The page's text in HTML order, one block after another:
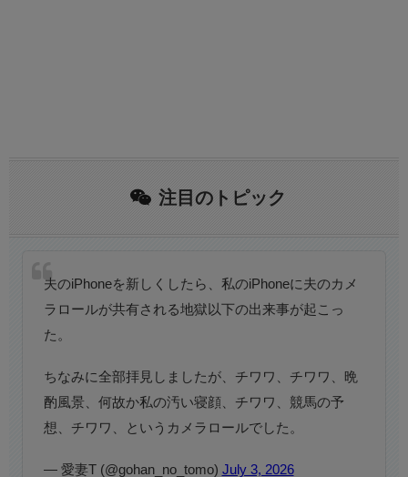
注目のトピック
夫のiPhoneを新しくしたら、私のiPhoneに夫のカメ
ラロールが共有される地獄以下の出来事が起こっ
た。
ちなみに全部拝見しましたが、チワワ、チワワ、晩
酌風景、何故か私の汚い寝顔、チワワ、競馬の予
想、チワワ、というカメラロールでした。
— 愛妻T (@gohan_no_tomo) July 3, 2026